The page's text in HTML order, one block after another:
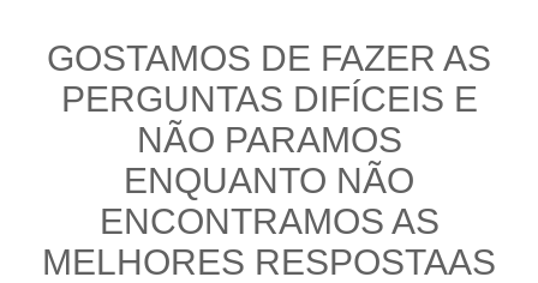
GOSTAMOS DE FAZER AS
PERGUNTAS DIFÍCEIS E
NÃO PARAMOS
ENQUANTO NÃO
ENCONTRAMOS AS
MELHORES RESPOSTAAS